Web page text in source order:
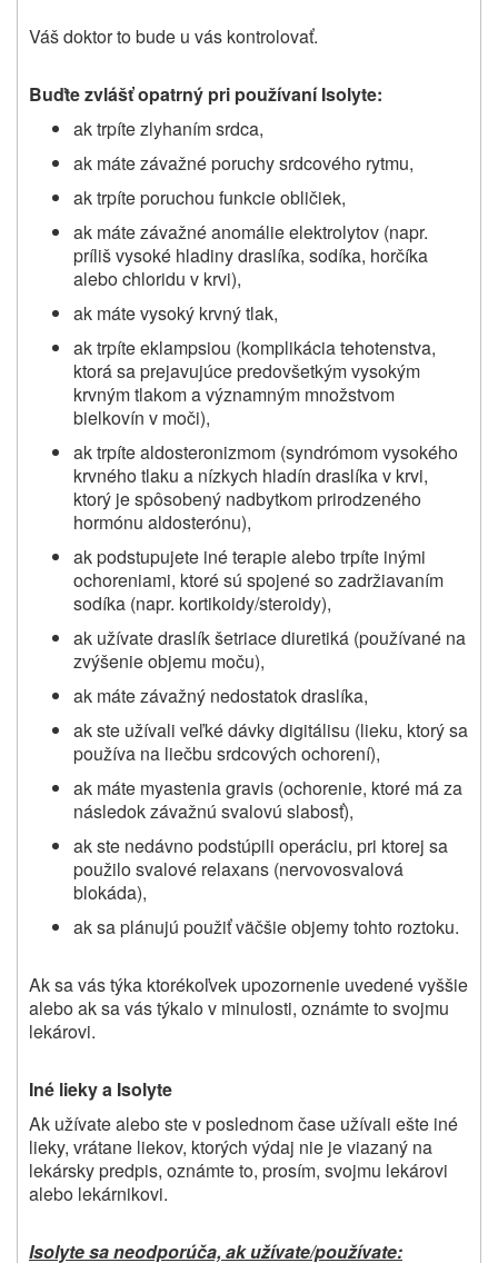
Váš doktor to bude u vás kontrolovať.
Buďte zvlášť opatrný pri používaní Isolyte:
ak trpíte zlyhaním srdca,
ak máte závažné poruchy srdcového rytmu,
ak trpíte poruchou funkcie obličiek,
ak máte závažné anomálie elektrolytov (napr.
príliš vysoké hladiny draslíka, sodíka, horčíka
alebo chloridu v krvi),
ak máte vysoký krvný tlak,
ak trpíte eklampsiou (komplikácia tehotenstva,
ktorá sa prejavujúce predovšetkým vysokým
krvným tlakom a významným množstvom
bielkovín v moči),
ak trpíte aldosteronizmom (syndrómom vysokého
krvného tlaku a nízkych hladín draslíka v krvi,
ktorý je spôsobený nadbytkom prirodzeného
hormónu aldosterónu),
ak podstupujete iné terapie alebo trpíte inými
ochoreniami, ktoré sú spojené so zadržiavaním
sodíka (napr. kortikoidy/steroidy),
ak užívate draslík šetriace diuretiká (používané na
zvýšenie objemu moču),
ak máte závažný nedostatok draslíka,
ak ste užívali veľké dávky digitálisu (lieku, ktorý sa
používa na liečbu srdcových ochorení),
ak máte myastenia gravis (ochorenie, ktoré má za
následok závažnú svalovú slabosť),
ak ste nedávno podstúpili operáciu, pri ktorej sa
použilo svalové relaxans (nervovosvalová
blokáda),
ak sa plánujú použiť väčšie objemy tohto roztoku.
Ak sa vás týka ktorékoľvek upozornenie uvedené vyššie
alebo ak sa vás týkalo v minulosti, oznámte to svojmu
lekárovi.
Iné lieky a Isolyte
Ak užívate alebo ste v poslednom čase užívali ešte iné
lieky, vrátane liekov, ktorých výdaj nie je viazaný na
lekársky predpis, oznámte to, prosím, svojmu lekárovi
alebo lekárnikovi.
Isolyte sa neodporúča, ak užívate/používate: